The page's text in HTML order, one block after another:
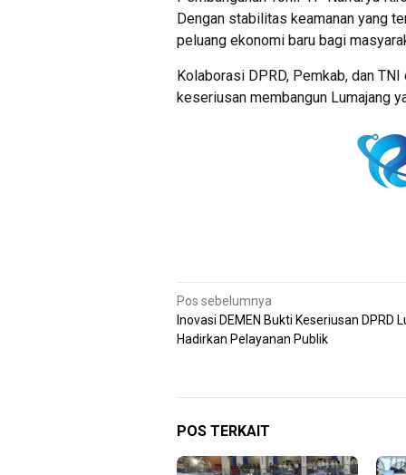
Dengan stabilitas keamanan yang
peluang ekonomi baru bagi
Kolaborasi DPRD, Pemkab, dan
keseriusan membangun Lumajang
Navigasi
pos
Pos sebelumnya
Inovasi DEMEN Bukti Keseriusan DPRD
Hadirkan Pelayanan Publik
POS TERKAIT